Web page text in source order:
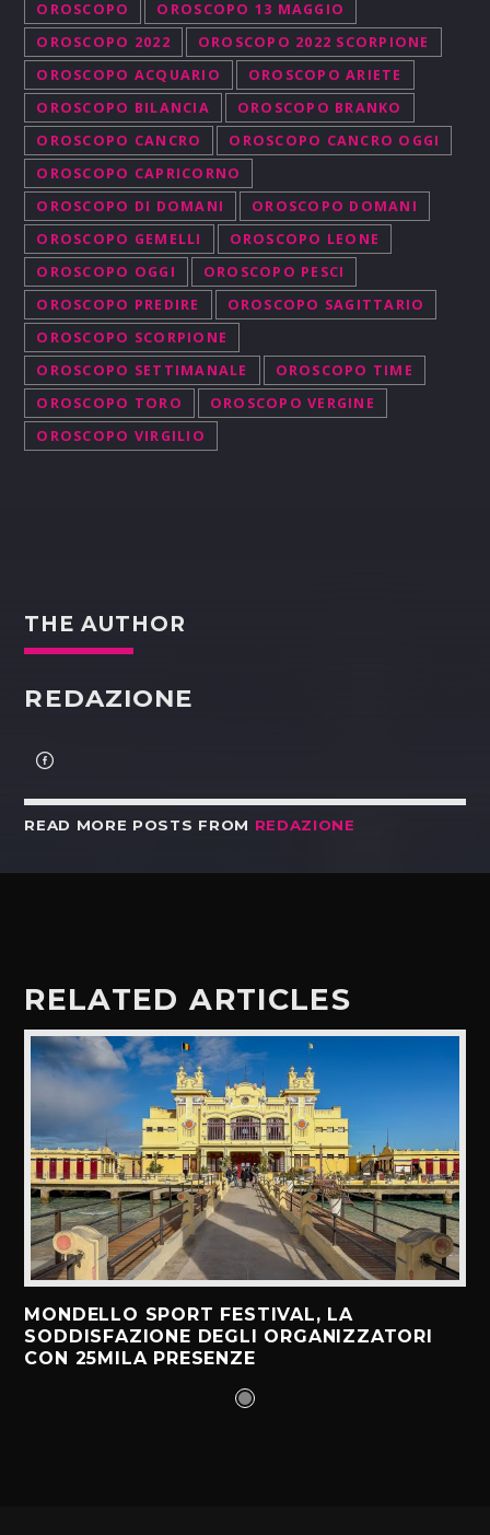
OROSCOPO
OROSCOPO 13 MAGGIO
OROSCOPO 2022
OROSCOPO 2022 SCORPIONE
OROSCOPO ACQUARIO
OROSCOPO ARIETE
OROSCOPO BILANCIA
OROSCOPO BRANKO
OROSCOPO CANCRO
OROSCOPO CANCRO OGGI
OROSCOPO CAPRICORNO
OROSCOPO DI DOMANI
OROSCOPO DOMANI
OROSCOPO GEMELLI
OROSCOPO LEONE
OROSCOPO OGGI
OROSCOPO PESCI
OROSCOPO PREDIRE
OROSCOPO SAGITTARIO
OROSCOPO SCORPIONE
OROSCOPO SETTIMANALE
OROSCOPO TIME
OROSCOPO TORO
OROSCOPO VERGINE
OROSCOPO VIRGILIO
THE AUTHOR
REDAZIONE
READ MORE POSTS FROM REDAZIONE
RELATED ARTICLES
MONDELLO SPORT FESTIVAL, LA
SODDISFAZIONE DEGLI ORGANIZZATORI
CON 25MILA PRESENZE